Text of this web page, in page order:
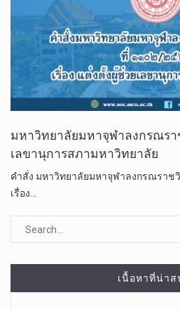
มหาวิทยาลัยมหาจุฬาลงกรณรา
เลขานุการสภามหาวิทยาลัย
คำสั่ง มหาวิทยาลัยมหาจุฬาลงกรณรา
เรื่อง…
เนื้อหาที่น่าส